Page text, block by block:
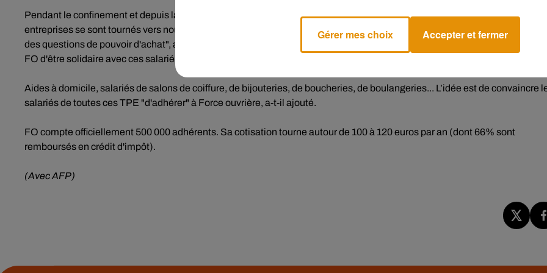
Pendant le confinement et depuis la crise, "beaucoup de salariés isolés ne disposant pas de syndicats dans leurs
entreprises se sont tournés vers nous pour des informations sur les questions sanitaires, l'activité partielle, mais aussi pour
des questions de pouvoir d'achat", a souligné Yves Veyrier, secrétaire général de FO. Cette plateforme, "c'est une façon pour
FO d'être solidaire avec ces salariés dans la période actuelle".
Aides à domicile, salariés de salons de coiffure, de bijouteries, de boucheries, de boulangeries... L’idée est de convaincre
salariés de toutes ces TPE "d'adhérer" à Force ouvrière, a-t-il ajouté.
FO compte officiellement 500 000 adhérents. Sa cotisation tourne autour de 100 à 120 euros par an (dont 66% sont
remboursés en crédit d'impôt).
(Avec AFP)
Gérer mes choix Accepter et fermer